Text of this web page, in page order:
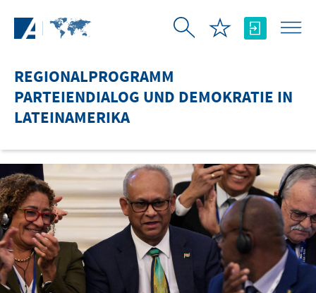
REGIONALPROGRAMM
PARTEIENDIALOG UND DEMOKRATIE IN
LATEINAMERIKA